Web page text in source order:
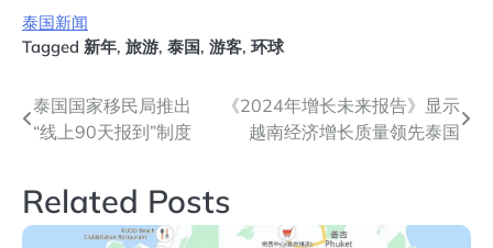
泰国新闻
Tagged 新年, 旅游, 泰国, 游客, 环球
文
章
导
航
泰国国家移民局推出
“线上90天报到”制度
《2024年增长未来报告》显示
越南经济增长质量领先泰国
Related Posts